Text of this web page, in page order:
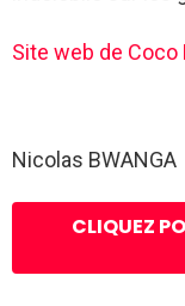
Site web de Coco
Nicolas BWANGA
CLIQUEZ